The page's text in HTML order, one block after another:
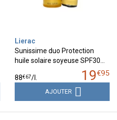
Lierac
Sunissime duo Protection
huile solaire soyeuse SPF30…
19€95
88€67/
AJOUTER